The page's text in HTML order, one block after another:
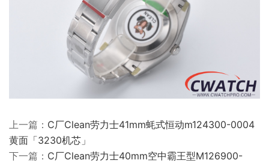
上一篇： C厂Clean劳力士41mm蚝式恒动m124300-0004
黄面「3230机芯」
下一篇： C厂Clean劳力士40mm空中霸王型M126900-